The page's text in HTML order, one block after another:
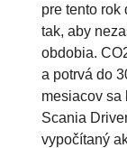
pre tento
tak, aby
obdobia.
a potrvá do
mesiacov sa
Scania
vypočítaný